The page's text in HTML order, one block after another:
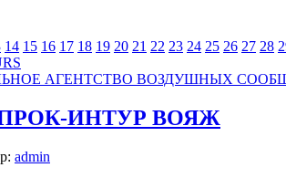
14 15 16 17 18 19 20 21 22 23 24 25 26 27 28
АГЕНТСТВО ВОЗДУШНЫХ
ИНТУР ВОЯЖ
admin